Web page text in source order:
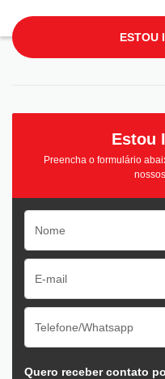
ESTOU
Estou
Preencha o formulário
Quero receber contato